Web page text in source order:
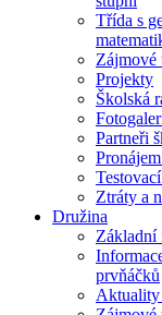
Třída s
Projekty
Školská
Partneři
Ztráty a
Družina
Základní
prvňáčků
Aktuality